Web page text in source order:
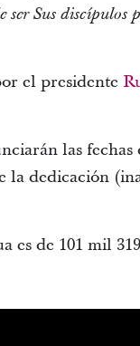
ser Sus discípulos
el presidente
las fechas
dedicación
de 101 mil